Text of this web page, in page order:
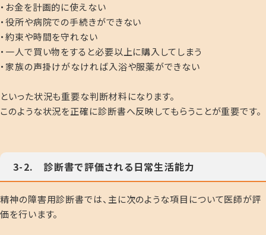
・お金を計画的に使えない
・役所や病院での手続きができない
・約束や時間を守れない
・一人で買い物をすると必要以上に購入してしまう
・家族の声掛けがなければ入浴や服薬ができない
といった状況も重要な判断材料になります。
このような状況を正確に診断書へ反映してもらうことが重要です。
3-2. 診断書で評価される日常生活能力
精神の障害用診断書では、主に次のような項目について医師が評
価を行います。